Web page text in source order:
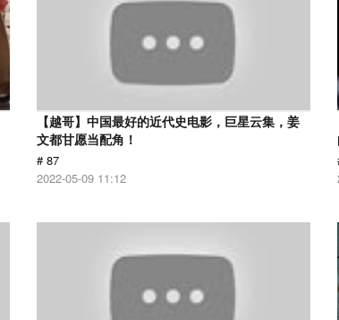
【越哥】中国最好的近代史电影，巨星云集，姜
文都甘愿当配角！
# 87
2022-05-09 11:12